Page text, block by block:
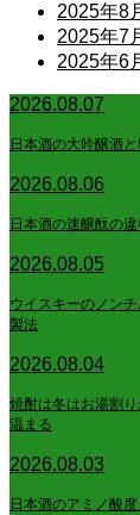
2025年8
2025年7
2025年6
2026.08.07
日本酒の大吟醸酒
2026.08.06
日本酒の速醸酛の
2026.08.05
ウイスキーのノン
製法
2026.08.04
焼酎は冬はお湯割
温まる
2026.08.03
日本酒のアミノ酸